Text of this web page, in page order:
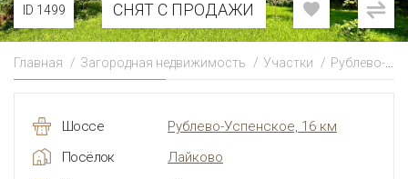
ID 1499 СНЯТ С ПРОДАЖИ
Главная Загородная недвижимость Участки Рублево-Успенское
Шоссе
Рублево-Успенское, 16 км
Посёлок
Лайково